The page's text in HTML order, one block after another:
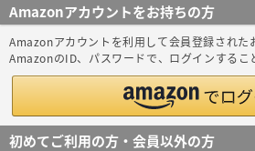
Amazonアカウントをお持ちの方
Amazonアカウントを利用して会員登録された
AmazonのID、パスワードで、ログインするこ
初めてご利用の方・会員以外の方